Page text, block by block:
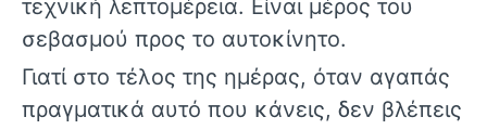
τεχνική λεπτομέρεια. Είναι μέρος του
σεβασμού προς το αυτοκίνητο.
Γιατί στο τέλος της ημέρας, όταν αγαπάς
πραγματικά αυτό που κάνεις, δεν βλέπεις